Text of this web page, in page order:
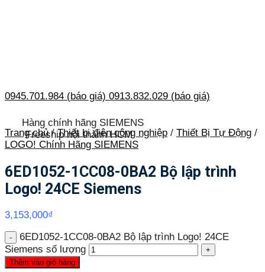
0945.701.984 (báo giá) 0913.832.029 (báo giá)
Hàng chính hãng SIEMENS
Freeship nội thành HCM
Trang chủ / Thiết bị điện công nghiệp / Thiết Bị Tự Động /
LOGO! Chính Hãng SIEMENS
6ED1052-1CC08-0BA2 Bộ lập trình
Logo! 24CE Siemens
3,153,000₫
6ED1052-1CC08-0BA2 Bộ lập trình Logo! 24CE
Siemens số lượng
Thêm vào giỏ hàng